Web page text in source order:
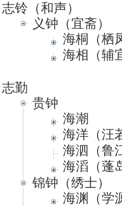
志铃（和声）
义钟（宜斋）
海桐（栖
海相（辅
志勤
贵钟
海潮
海洋（汪
海泗（鲁
海滔（蓬
锦钟（绣士）
海渊（学